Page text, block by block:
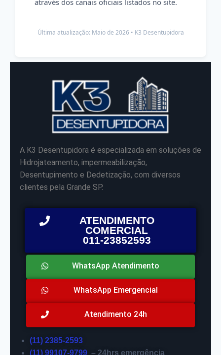
através dos canais oficiais listados no site.
Última atualização: Maio de 2026 • K3 Desentupidora
A K3 Desentupidora é especializada em soluções de
Hidrojateamento, impermeabilização,
Desentupimento e Dedetização, com diversos
clientes pela Grande SP.
(11) 2385-2593
(11) 99107-9799 – 24hrs emergência
ATENDIMENTO
COMERCIAL
011-23852593
WhatsApp Atendimento
WhatsApp Emergencial
Atendimento 24h